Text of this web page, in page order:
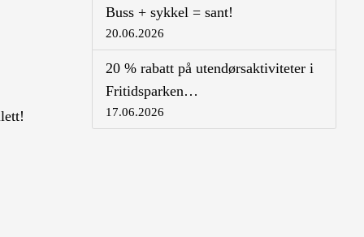
Buss + sykkel = sant!
20.06.2026
20 % rabatt på utendørsaktiviteter i
Fritidsparken…
17.06.2026